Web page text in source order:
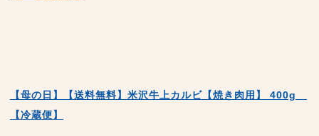
【母の日】【送料無料】米沢牛上カルビ【焼き肉用】 400g
【冷蔵便】